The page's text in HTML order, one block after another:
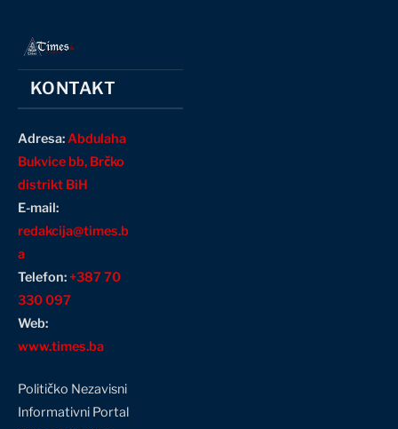
KONTAKT
Adresa:Abdulaha
Bukvice bb, Brčko
distrikt BiH
E-mail:
redakcija@times.b
a
Telefon:+387 70
330 097
Web:
www.times.ba
Političko Nezavisni
Informativni Portal